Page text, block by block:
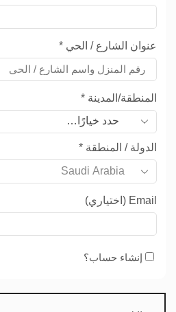
عنوان الشارع / الحي *
المنطقة/المدينة *
حدد خيارًا…
الدولة / المنطقة *
Email (اختياري)
إنشاء حساب؟